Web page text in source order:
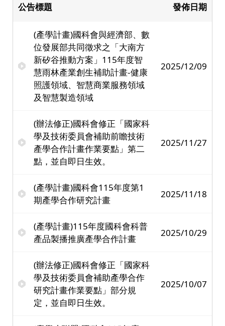
公告標題 發佈日期
(產學計畫)國科會與經濟部、數
位發展部共同徵求之「大南方
新矽谷推動方案」115年度智
慧雨林產業創生補助計畫-健康
照護領域、智慧商業服務領域
及智慧製造領域
2025/12/09
(辦法修正)國科會修正「國家科
學及技術委員會補助前瞻技術
產學合作計畫作業要點」第二
點，並自即日生效。
2025/11/27
(產學計畫)國科會115年度第1
期產學合作研究計畫
2025/11/18
(產學計畫)115年度國科會科普
產品製播推廣產學合作計畫
2025/10/29
(辦法修正)國科會修正「國家科
學及技術委員會補助產學合作
研究計畫作業要點」部分規
定，並自即日生效。
2025/10/07